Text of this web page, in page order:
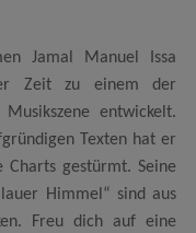
Jamal Manuel Issa
Zeit zu einem der
entwickelt.
Texten hat er
Charts gestürmt. Seine
Himmel“ sind aus
Freu dich auf eine